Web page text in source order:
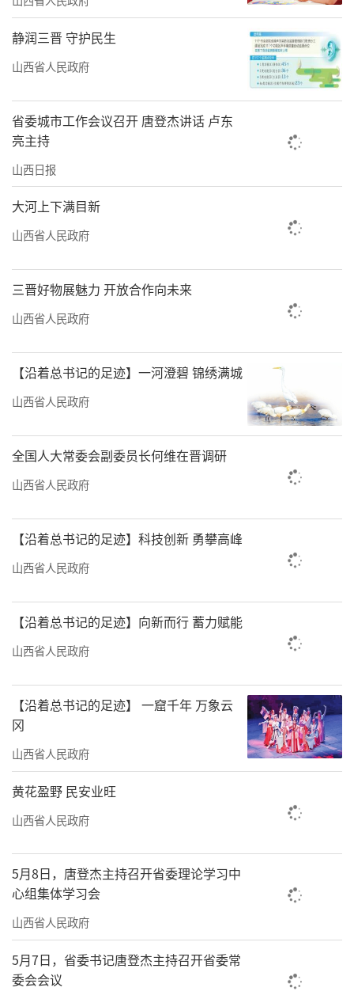
静润三晋 守护民生
山西省人民政府
省委城市工作会议召开 唐登杰讲话 卢东
亮主持
山西日报
大河上下满目新
山西省人民政府
三晋好物展魅力 开放合作向未来
山西省人民政府
【沿着总书记的足迹】一河澄碧 锦绣满城
山西省人民政府
全国人大常委会副委员长何维在晋调研
山西省人民政府
【沿着总书记的足迹】科技创新 勇攀高峰
山西省人民政府
【沿着总书记的足迹】向新而行 蓄力赋能
山西省人民政府
【沿着总书记的足迹】 一窟千年 万象云
冈
山西省人民政府
黄花盈野 民安业旺
山西省人民政府
5月8日，唐登杰主持召开省委理论学习中
心组集体学习会
山西省人民政府
5月7日，省委书记唐登杰主持召开省委常
委会会议